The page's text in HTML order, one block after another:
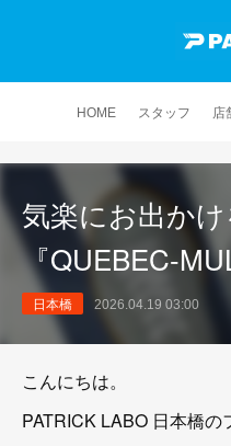
HOME スタッフ 店
気楽にお出か
『QUEBEC-
日本橋 2026.04.19 03:00
こんにちは。
PATRICK LABO 日本橋の